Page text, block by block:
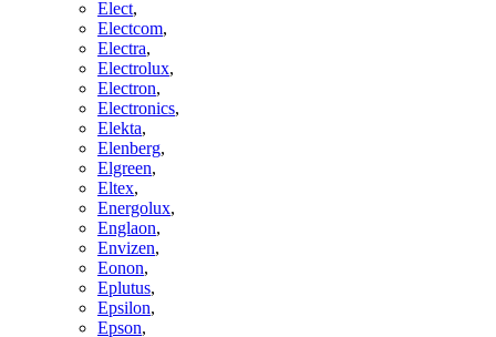
Elect,
Electcom,
Electra,
Electrolux,
Electron,
Electronics,
Elekta,
Elenberg,
Elgreen,
Eltex,
Energolux,
Englaon,
Envizen,
Eonon,
Eplutus,
Epsilon,
Epson,